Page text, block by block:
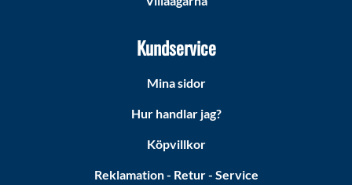
Kundservice
Mina sidor
Hur handlar jag?
Köpvillkor
Reklamation - Retur - Service